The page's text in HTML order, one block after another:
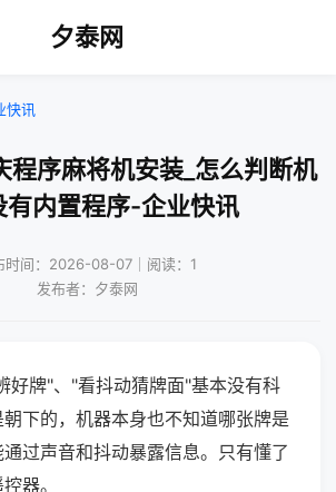
夕泰网
快讯
程序麻将机安装_怎么判断机
有内置程序-企业快讯
时间：2026-08-07｜阅读：1
发布者：夕泰网
好牌"、"看抖动猜牌面"基本没有科
下的，机器本身也不知道哪张牌是
过声音和抖动暴露信息。只有懂了
器。